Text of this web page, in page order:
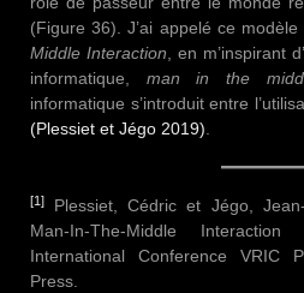
(Figure 36). J’ai appelé ce modèle
Middle Interaction, en m’inspirant
informatique, man in the
informatique s’introduit entre
(Plessiet et Jégo 2019).
[1]
Plessiet, Cédric et Jégo,
Man-In-The-Middle
International Conference VRIC
Press.